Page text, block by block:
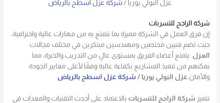
عزل البولي يوريا / شركة عزل اسطح بالرياض
شركة الراجح للتسربات
إن فرق العمل في الشركة مميزة بما تتمتع به من مهارات عالية واحترافية،
حيث تضم فنيين مختصين ومهندسين مبتكرين في مختلف مجالات
العزل. يتمتع أعضاء الفريق بمستوى عالٍ من التدريب والخبرة، مما
يمكنهم من تنفيذ المشاريع بكفاءة عالية وفقًا لأعلى معايير الجودة
والأمان.عزل البولي يوريا / شركة عزل اسطح بالرياض
تتميز شركة الراجح للتسربات بالاعتماد على أحدث التقنيات والمعدات في